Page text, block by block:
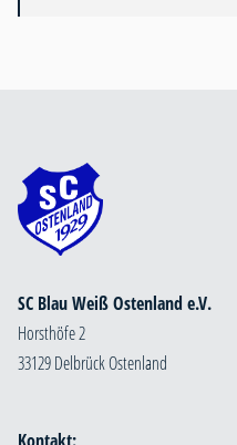
SC Blau Weiß Ostenland e.V.
Horsthöfe 2
33129 Delbrück Ostenland